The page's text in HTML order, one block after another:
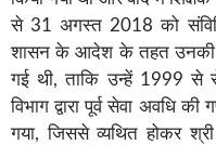
से 31 अगस्त 2018 को
शासन के आदेश के तहत उनकी
गई थी, ताकि उन्हें 1999 से
विभाग द्वारा पूर्व सेवा अवधि
गया, जिससे व्यथित होकर